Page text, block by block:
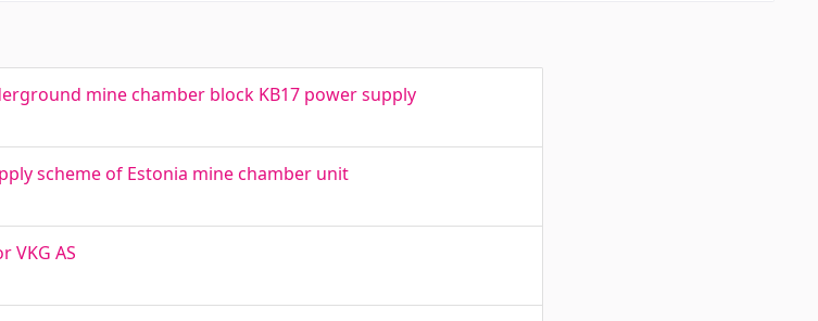
mine chamber block KB17 power supply
scheme of Estonia mine chamber unit
VKG AS